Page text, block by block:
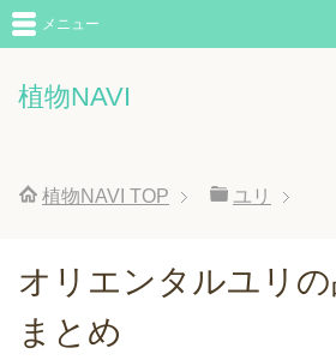
植物NAVI
メニュー
植物NAVI TOP ユリ
オリエンタルユリ
まとめ